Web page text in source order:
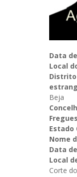
Data
Local
Beja
Estado
Nome
Data
Local
Corte